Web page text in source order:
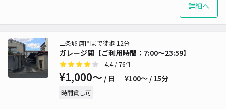
詳細へ
ガレージ関【ご利用時間：7:00～23:59】
二条城 唐門まで徒歩 12分
4.4/ 76件
¥1,000〜 / 日 ¥100〜 / 15分
時間貸し可